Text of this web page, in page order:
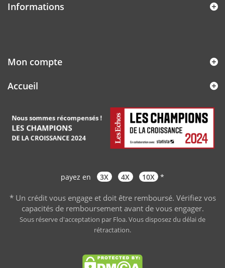
Informations
Mon compte
Accueil
payez en 3X 4X 10X *
* Un crédit vous engage et doit être remboursé. Vérifiez vos
capacités de remboursement avant de vous engager.
Sous réserve d'acceptation par Floa. Vous disposez du délai de
rétractation.